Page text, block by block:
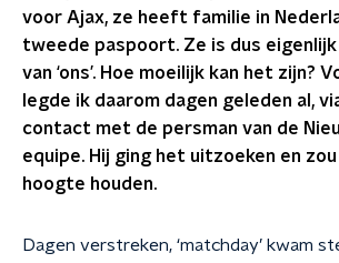
voor Ajax, ze heeft familie in
tweede paspoort. Ze is dus
van ‘ons’. Hoe moeilijk kan het zijn?
legde ik daarom dagen geleden al,
contact met de persman van de
equipe. Hij ging het uitzoeken en
hoogte houden.
Dagen verstreken, ‘matchday’ kwam